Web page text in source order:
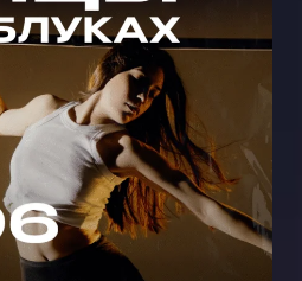
ТАНЦЫ НА
С ЛИЗОЙ РЕМИ В
🩵